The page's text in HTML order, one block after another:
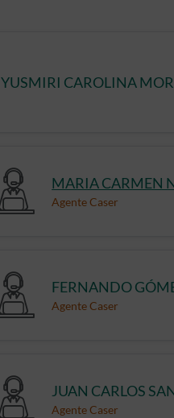
YUSMIRI CAROLINA
MARIA CARMEN
Agente Caser
FERNANDO
Agente Caser
JUAN CARLOS
Agente Caser